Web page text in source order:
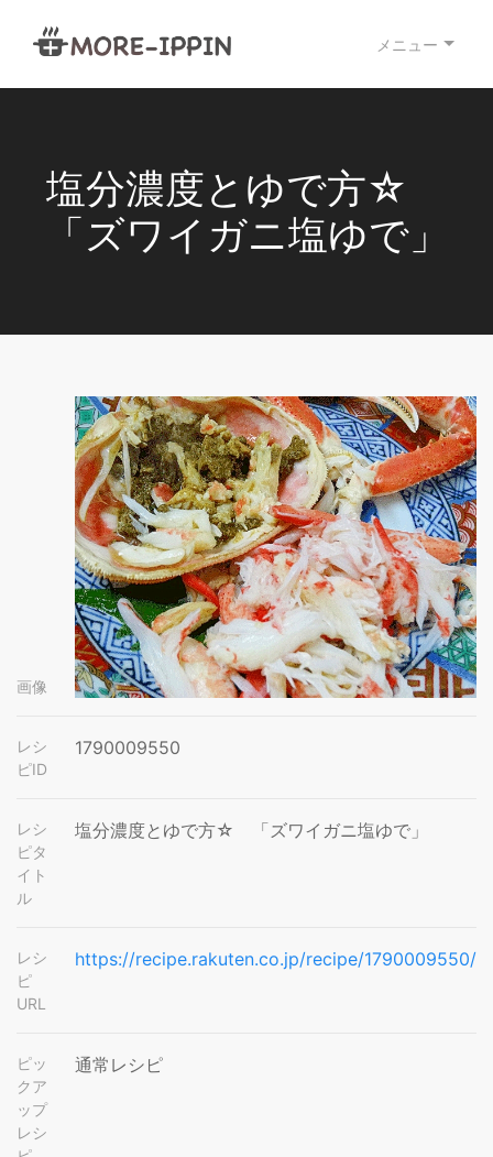
メニュー
塩分濃度とゆで方☆
「ズワイガニ塩ゆで」
画像
レシ
ピID
1790009550
レシ
ピタ
イト
ル
塩分濃度とゆで方☆ 「ズワイガニ塩ゆで」
レシ
ピ
URL
https://recipe.rakuten.co.jp/recipe/1790009550/
ピッ
クア
ップ
レシ
通常レシピ